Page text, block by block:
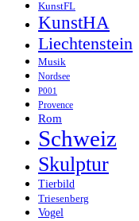
KunstFL
KunstHA
Liechtenstein
Musik
Nordsee
P001
Provence
Rom
Schweiz
Skulptur
Tierbild
Triesenberg
Vogel